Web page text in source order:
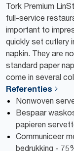
Tork Premium
full-service
important to
quickly set cutlery
napkin. They are
standard paper
come in several
Referenties
Nonwoven
Bespaar
papieren
Communiceer
bedrukking -